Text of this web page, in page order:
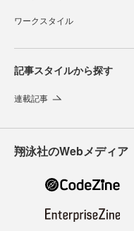
ワークスタイル
記事スタイルから探す
連載記事
翔泳社のWebメディア